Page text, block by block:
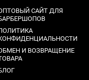
САЙТ ДЛЯ
И ВОЗВРАЩЕНИЕ